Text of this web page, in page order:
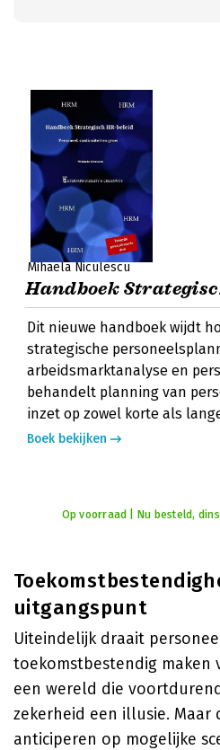
Mihaela Niculescu
Handboek
Dit nieuwe handboek wijdt
strategische
arbeidsmarktanalyse en
behandelt planning van
inzet op zowel korte als
Boek bekijken
Op voorraad | Nu besteld,
uitgangspunt
Uiteindelijk draait
toekomstbestendig maken
een wereld die
zekerheid een illusie. Maar
anticiperen op mogelijke